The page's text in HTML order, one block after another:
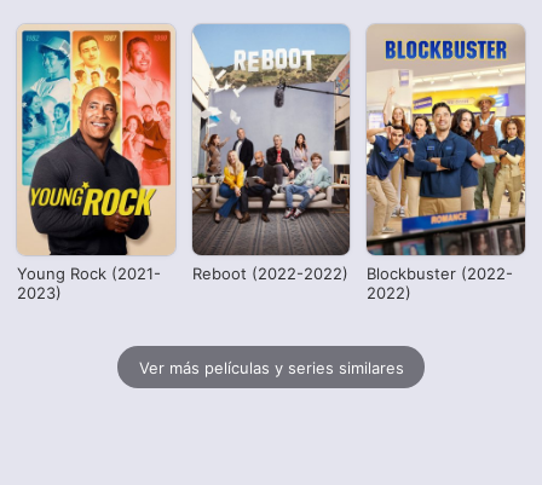
Young Rock (2021-
2023)
Reboot (2022-2022)
Blockbuster (2022-
2022)
Ver más películas y series similares